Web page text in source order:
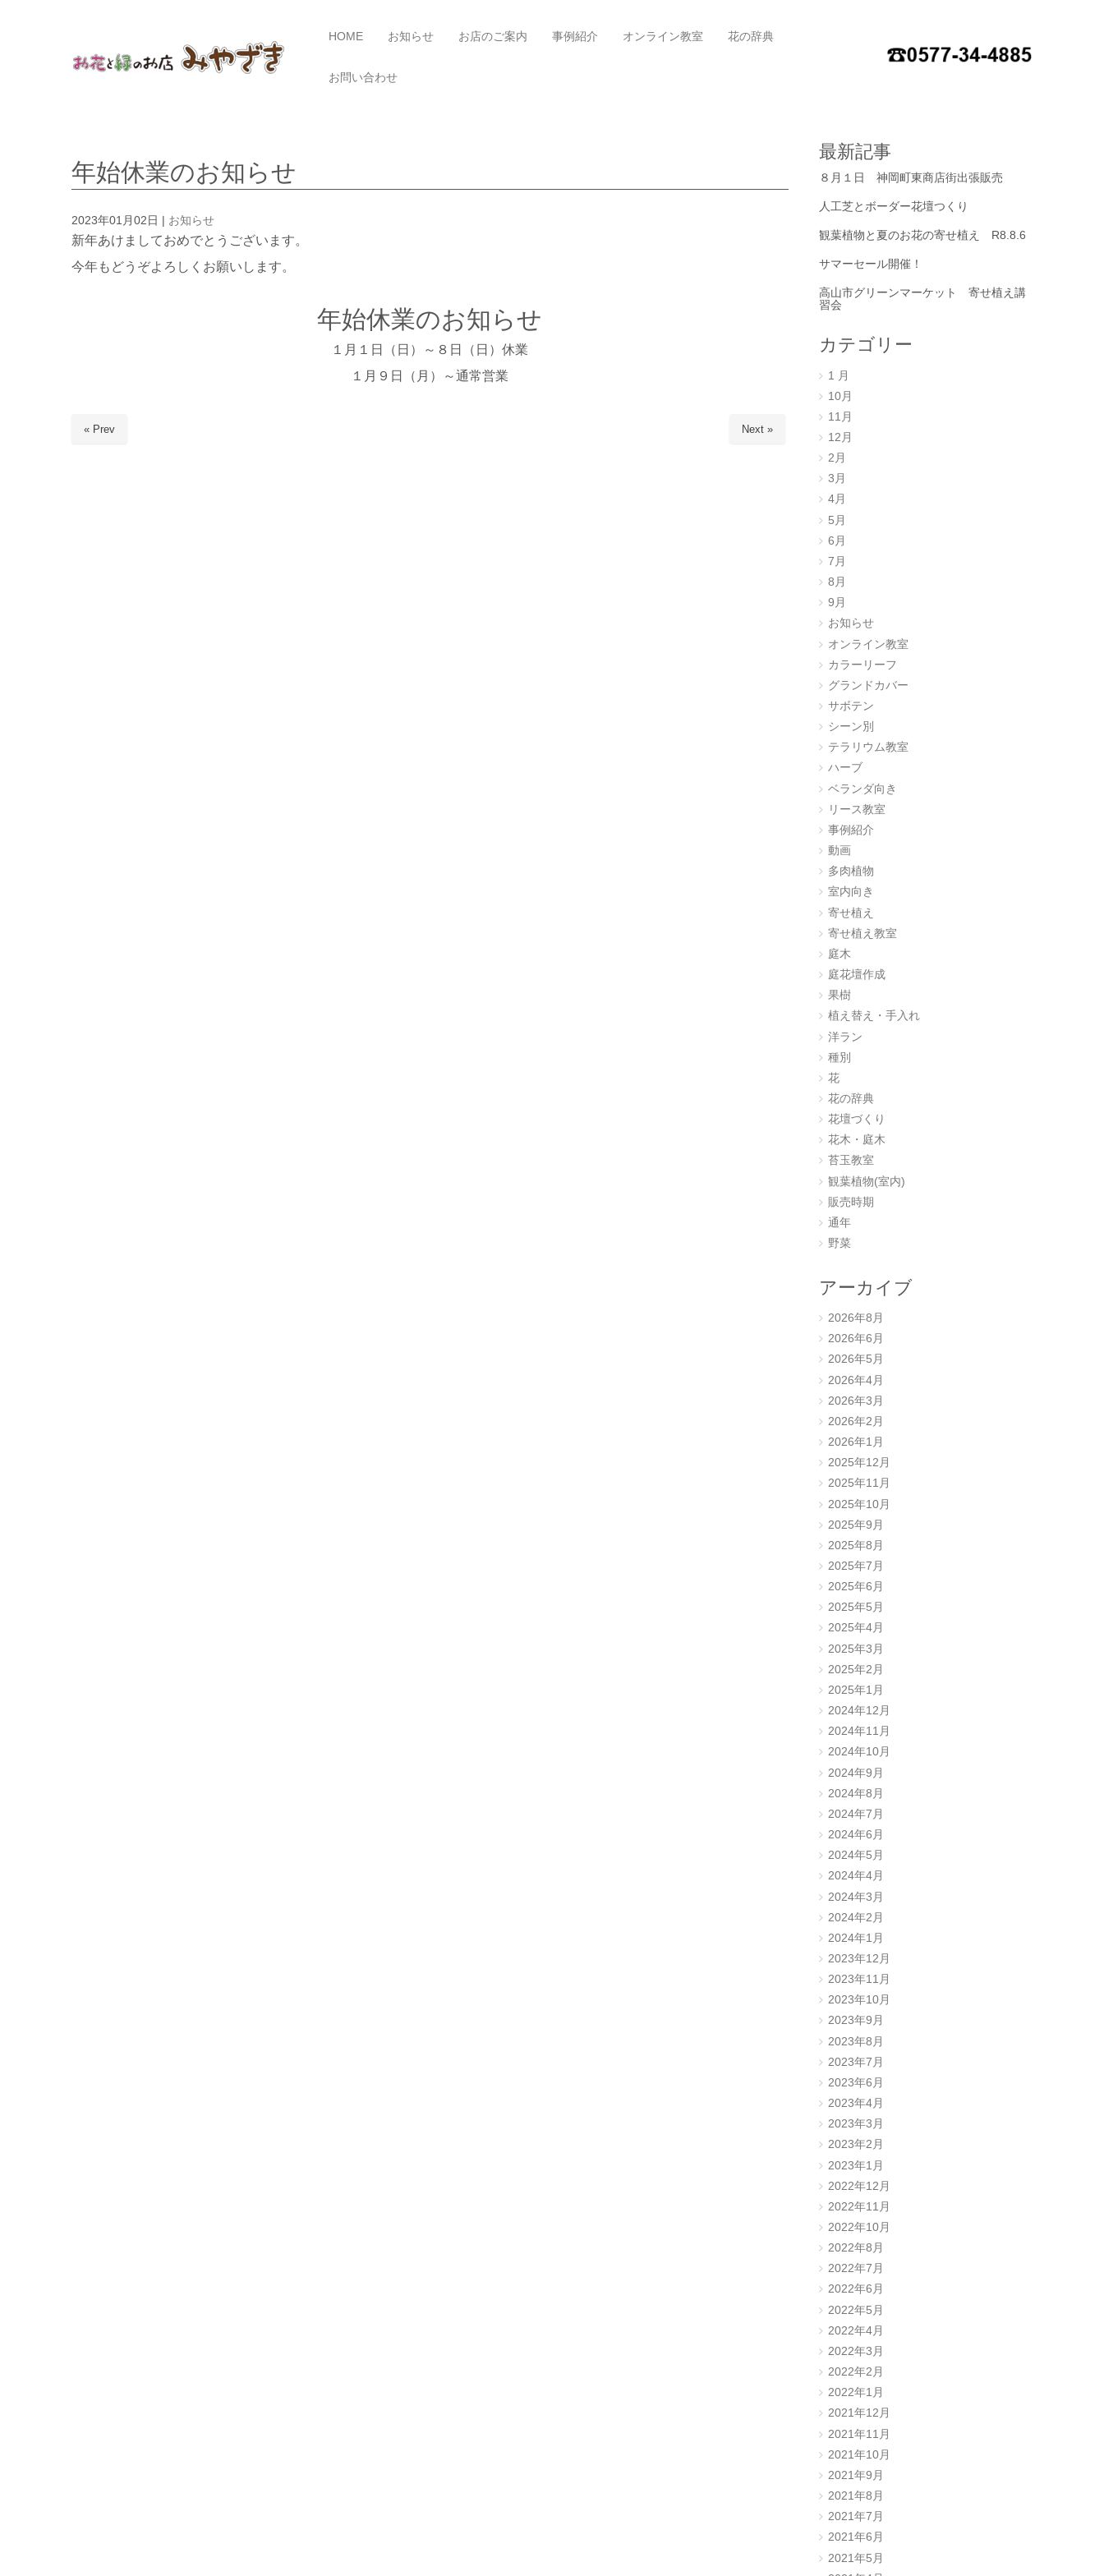
HOME お知らせ お店のご案内 事例紹介 オンライン教室 花の辞典
お問い合わせ
年始休業のお知らせ
2023年01月02日 お知らせ
新年あけましておめでとうございます。
今年もどうぞよろしくお願いします。
年始休業のお知らせ
１月１日（日）～８日（日）休業
１月９日（月）～通常営業
« Prev Next »
最新記事
８月１日 神岡町東商店街出張販売
人工芝とボーダー花壇つくり
観葉植物と夏のお花の寄せ植え R8.8.6
サマーセール開催！
高山市グリーンマーケット 寄せ植え講
習会
カテゴリー
1 月
10月
11月
12月
2月
3月
4月
5月
6月
7月
8月
9月
お知らせ
オンライン教室
カラーリーフ
グランドカバー
サボテン
シーン別
テラリウム教室
ハーブ
ベランダ向き
リース教室
事例紹介
動画
多肉植物
室内向き
寄せ植え
寄せ植え教室
庭木
庭花壇作成
果樹
植え替え・手入れ
洋ラン
種別
花
花の辞典
花壇づくり
花木・庭木
苔玉教室
観葉植物(室内)
販売時期
通年
野菜
アーカイブ
2026年8月
2026年6月
2026年5月
2026年4月
2026年3月
2026年2月
2026年1月
2025年12月
2025年11月
2025年10月
2025年9月
2025年8月
2025年7月
2025年6月
2025年5月
2025年4月
2025年3月
2025年2月
2025年1月
2024年12月
2024年11月
2024年10月
2024年9月
2024年8月
2024年7月
2024年6月
2024年5月
2024年4月
2024年3月
2024年2月
2024年1月
2023年12月
2023年11月
2023年10月
2023年9月
2023年8月
2023年7月
2023年6月
2023年4月
2023年3月
2023年2月
2023年1月
2022年12月
2022年11月
2022年10月
2022年8月
2022年7月
2022年6月
2022年5月
2022年4月
2022年3月
2022年2月
2022年1月
2021年12月
2021年11月
2021年10月
2021年9月
2021年8月
2021年7月
2021年6月
2021年5月